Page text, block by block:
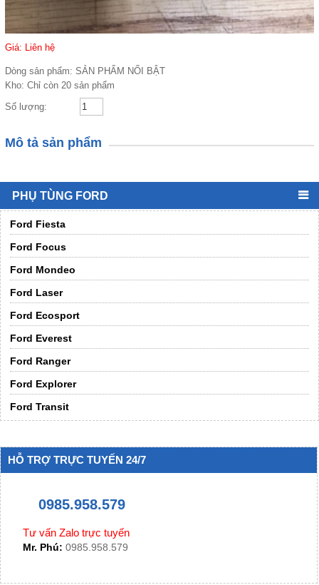
Giá: Liên hệ
Dòng sản phẩm: SẢN PHẨM NỔI BẬT
Kho: Chỉ còn 20 sản phẩm
Số lượng:
Mô tả sản phẩm
PHỤ TÙNG FORD
Ford Fiesta
Ford Focus
Ford Mondeo
Ford Laser
Ford Ecosport
Ford Everest
Ford Ranger
Ford Explorer
Ford Transit
HỖ TRỢ TRỰC TUYẾN 24/7
0985.958.579
Tư vấn Zalo trực tuyến
Mr. Phú: 0985.958.579